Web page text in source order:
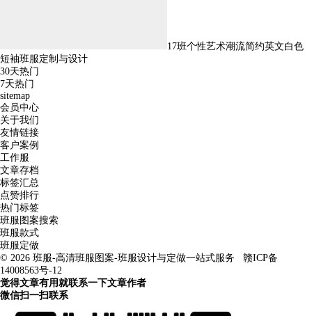
17班个性艺术潮流简约英文白色
短袖班服定制与设计
30天热门
7天热门
sitemap
会员中心
关于我们
友情链接
客户案例
工作服
文章存档
标签汇总
点赞排行
热门标签
班服图案搜索
班服款式
班服定做
© 2026 班服-高清班服图案-班服设计与定做一站式服务
赣ICP备
14008563号-12
觉得文章有用就联系一下文章作者
微信扫一扫联系